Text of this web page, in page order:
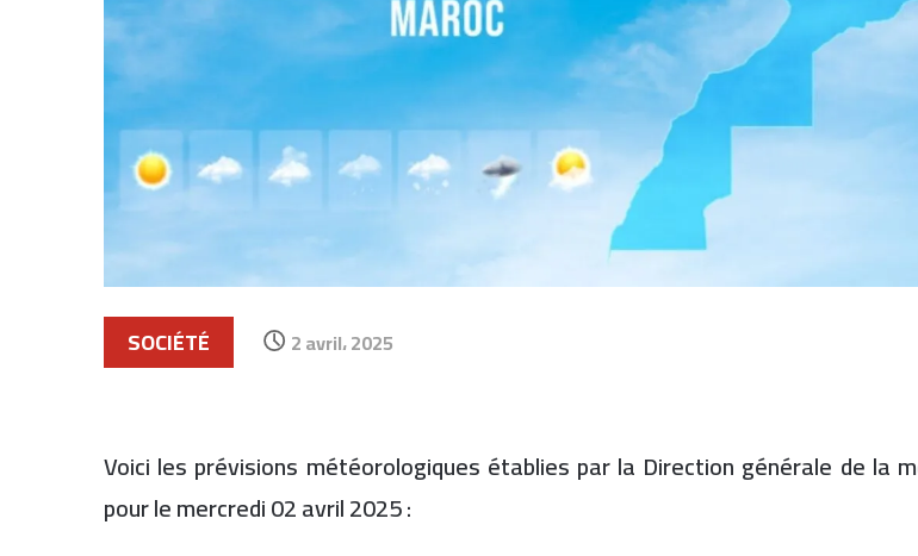
SOCIÉTÉ 2 avril، 2025
Voici les prévisions météorologiques établies par la Direction générale de la
pour le mercredi 02 avril 2025 :